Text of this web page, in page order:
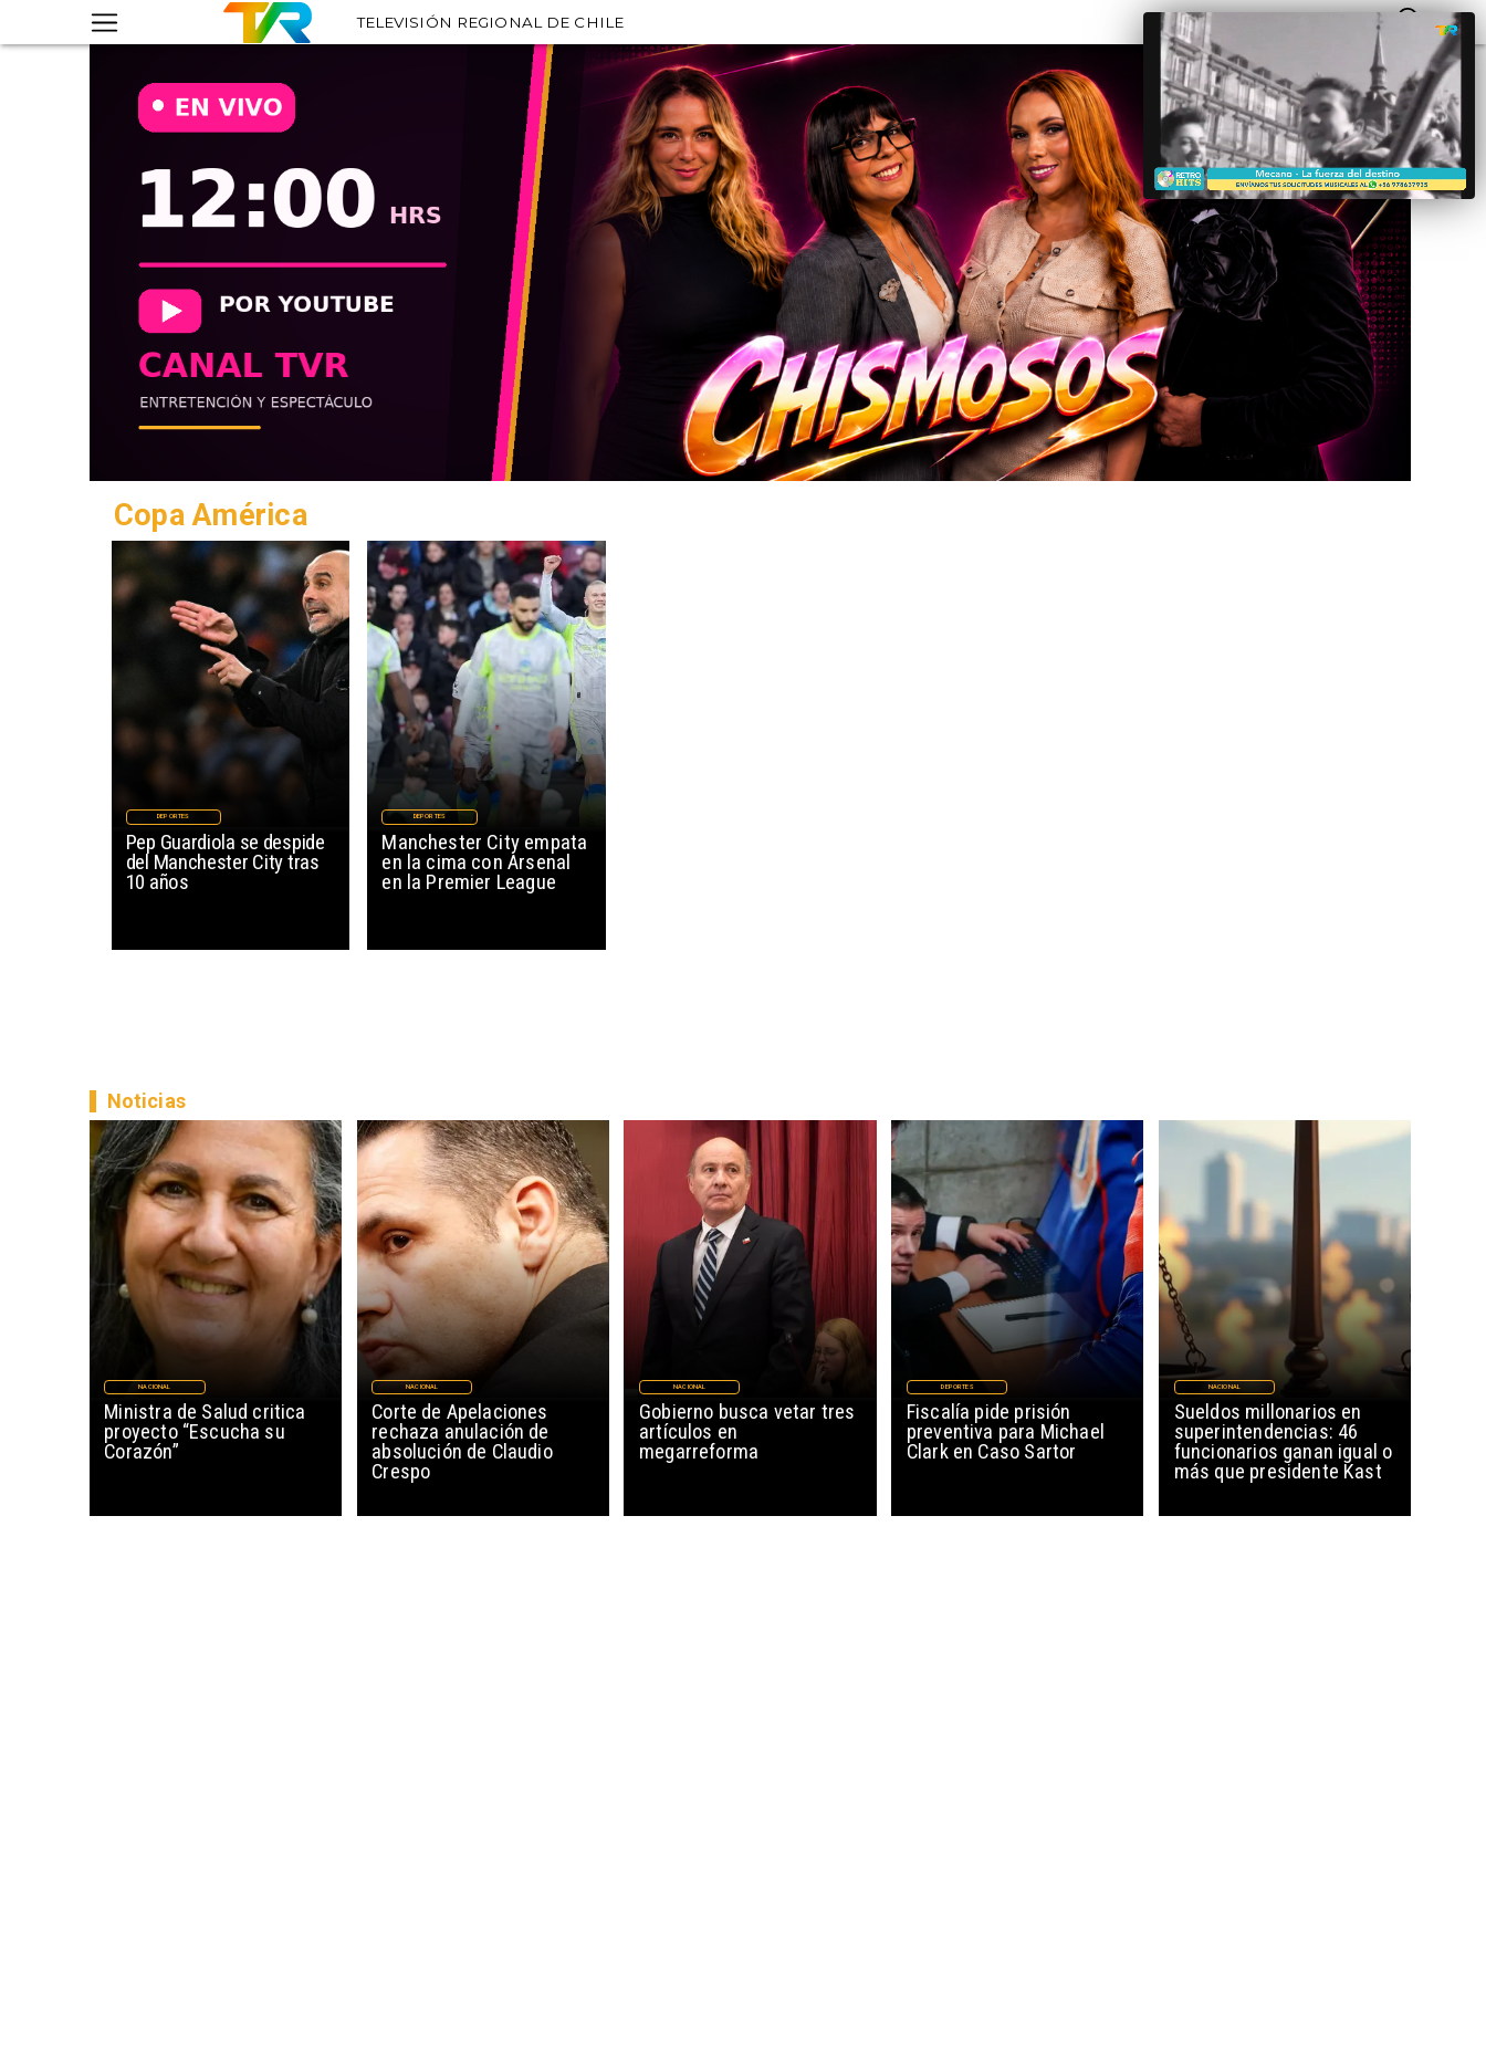
TELEVISIÓN REGIONAL DE CHILE
Copa América
Pep Guardiola se despide
del Manchester City tras
10 años
DEPORTES
Manchester City empata
en la cima con Arsenal
en la Premier League
DEPORTES
Ministra de Salud critica
proyecto “Escucha su
Corazón”
NACIONAL
Noticias
Corte de Apelaciones
rechaza anulación de
absolución de Claudio
Crespo
NACIONAL
Gobierno busca vetar tres
artículos en
megarreforma
NACIONAL
Fiscalía pide prisión
preventiva para Michael
Clark en Caso Sartor
DEPORTES
Sueldos millonarios en
superintendencias: 46
funcionarios ganan igual o
más que presidente Kast
NACIONAL